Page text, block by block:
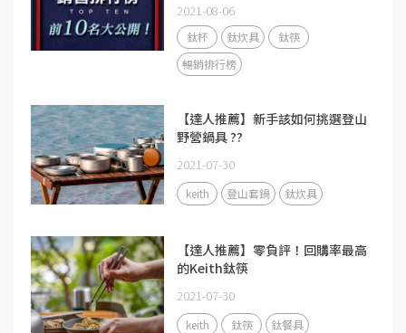
2021-08-06
鈦杯 鈦炊具
鈦筷
暢銷排行榜
【達人推薦】新手該如何挑選登山
野營鍋具 ??
2021-07-30
keith 登山套鍋 鈦炊具
【達人推薦】零負評！回購率最高
的Keith鈦筷
2021-07-30
keith 鈦筷 鈦餐具